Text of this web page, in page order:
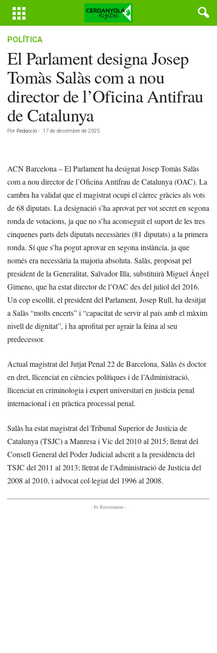
POLÍTICA
El Parlament designa Josep
Tomàs Salàs com a nou
director de l’Oficina Antifrau
de Catalunya
Por Redacció - 17 de desembre de 2025
ACN Barcelona – El Parlament ha designat Josep Tomàs Salàs
com a nou director de l’Oficina Antifrau de Catalunya (OAC). La
cambra ha validat que el magistrat ocupi el càrrec gràcies als vots
de 68 diputats. La designació s’ha aprovat per vot secret en segona
ronda de votacions, ja que no s’ha aconseguit el suport de les tres
cinquenes parts dels diputats necessàries (81 diputats) a la primera
ronda. Sí que s’ha pogut aprovar en segona instància, ja que
només era necessària la majoria absoluta. Salàs, proposat pel
president de la Generalitat, Salvador Illa, substituirà Miguel Ángel
Gimeno, que ha estat director de l’OAC des del juliol del 2016.
Un cop escollit, el president del Parlament, Josep Rull, ha desitjat
a Salàs “molts encerts” i “capacitat de servir al país amb el màxim
nivell de dignitat”, i ha aprofitat per agrair la feina al seu
predecessor.
Actual magistrat del Jutjat Penal 22 de Barcelona, Salàs és doctor
en dret, llicenciat en ciències polítiques i de l’Administració,
llicenciat en criminologia i expert universitari en justícia penal
internacional i en pràctica processal penal.
Salàs ha estat magistrat del Tribunal Superior de Justícia de
Catalunya (TSJC) a Manresa i Vic del 2010 al 2015; lletrat del
Consell General del Poder Judicial adscrit a la presidència del
TSJC del 2011 al 2013; lletrat de l’Administració de Justícia del
2008 al 2010, i advocat col·legiat del 1996 al 2008.
- Et Recomanem -